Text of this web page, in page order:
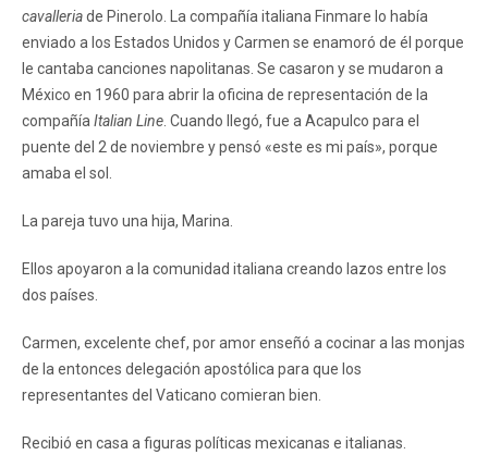
cavalleriade Pinerolo. La compañía italiana Finmare lo había
enviado a los Estados Unidos y Carmen se enamoró de él porque
le cantaba canciones napolitanas. Se casaron y se mudaron a
México en 1960 para abrir la oficina de representación de la
compañía Italian Line . Cuando llegó, fue a Acapulco para el
puente del 2 de noviembre y pensó «este es mi país», porque
amaba el sol.
La pareja tuvo una hija, Marina.
Ellos apoyaron a la comunidad italiana creando lazos entre los
dos países.
Carmen, excelente chef, por amor enseñó a cocinar a las monjas
de la entonces delegación apostólica para que los
representantes del Vaticano comieran bien.
Recibió en casa a figuras políticas mexicanas e italianas.